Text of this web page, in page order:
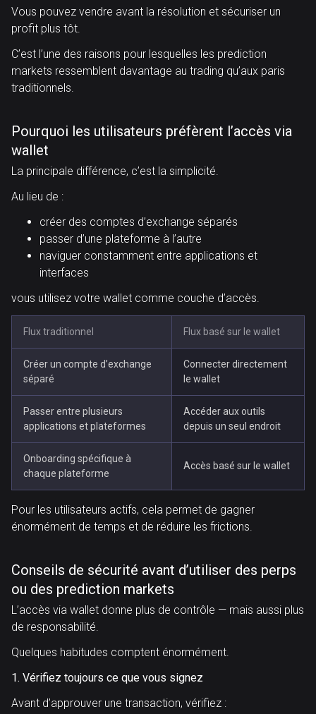
Vous pouvez vendre avant la résolution et sécuriser un
profit plus tôt.
C’est l’une des raisons pour lesquelles les prediction
markets ressemblent davantage au trading qu’aux paris
traditionnels.
Pourquoi les utilisateurs préfèrent l’accès via
wallet
La principale différence, c’est la simplicité.
Au lieu de :
créer des comptes d’exchange séparés
passer d’une plateforme à l’autre
naviguer constamment entre applications et
interfaces
vous utilisez votre wallet comme couche d’accès.
Flux traditionnel Flux basé sur le wallet
Créer un compte d’exchange
séparé
Connecter directement
le wallet
Passer entre plusieurs
applications et plateformes
Accéder aux outils
depuis un seul endroit
Onboarding spécifique à
chaque plateforme
Accès basé sur le wallet
Pour les utilisateurs actifs, cela permet de gagner
énormément de temps et de réduire les frictions.
Conseils de sécurité avant d’utiliser des perps
ou des prediction markets
L’accès via wallet donne plus de contrôle — mais aussi plus
de responsabilité.
Quelques habitudes comptent énormément.
1. Vérifiez toujours ce que vous signez
Avant d’approuver une transaction, vérifiez :